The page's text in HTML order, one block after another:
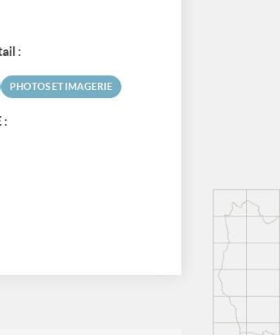
:
PHOTOS ET IMAGERIE
: